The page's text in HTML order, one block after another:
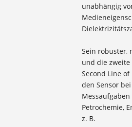
unabhängig
Sein robuster,
und die zweite
Second Line
den Sensor
Petrochemie,
z. B.